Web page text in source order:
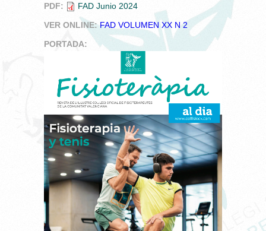
PDF:
FAD Junio 2024
VER ONLINE:FAD VOLUMEN XX N 2
PORTADA: